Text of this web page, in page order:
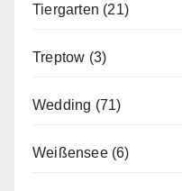
Tiergarten (21)
Treptow (3)
Wedding (71)
Weißensee(6)